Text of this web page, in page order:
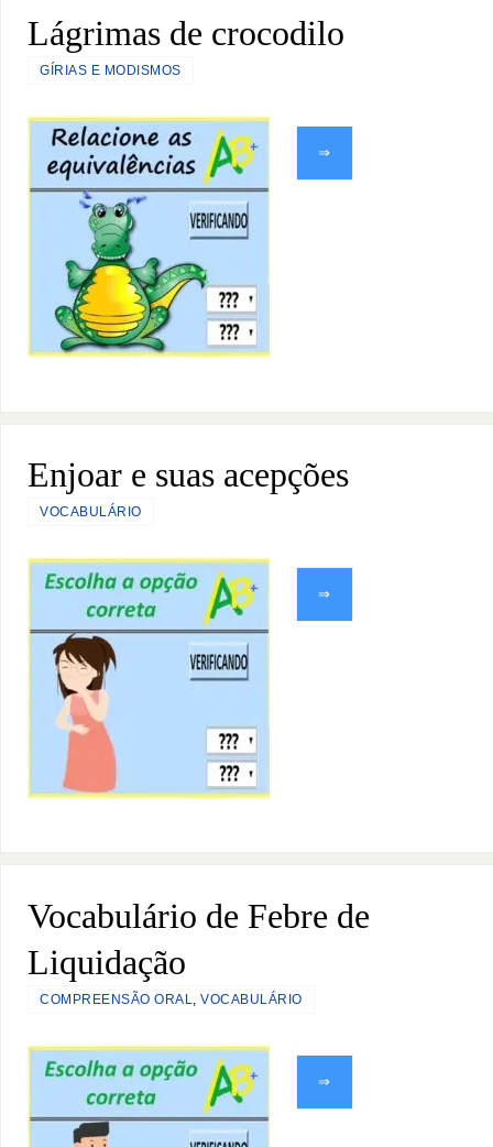
Lágrimas de crocodilo
GÍRIAS E MODISMOS
⇒
Enjoar e suas acepções
VOCABULÁRIO
⇒
Vocabulário de Febre de
Liquidação
COMPREENSÃO ORAL ,VOCABULÁRIO
⇒